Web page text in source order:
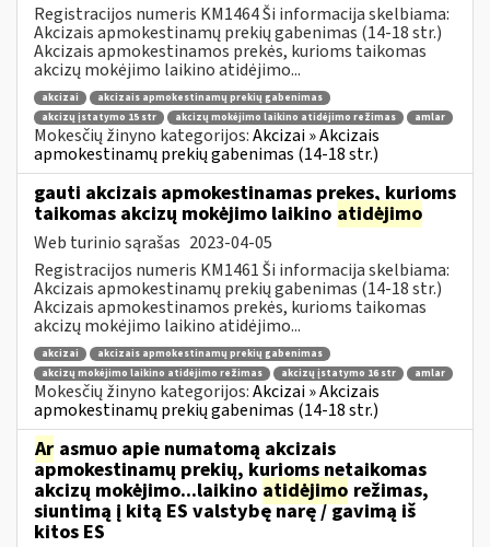
Registracijos numeris KM1464 Ši informacija skelbiama:
Akcizais apmokestinamų prekių gabenimas (14-18 str.)
Akcizais apmokestinamos prekės, kurioms taikomas
akcizų mokėjimo laikino atidėjimo...
akcizai
akcizais apmokestinamų prekių gabenimas
akcizų įstatymo 15 str
akcizų mokėjimo laikino atidėjimo režimas amlar
Mokesčių žinyno kategorijos:Akcizai » Akcizais
apmokestinamų prekių gabenimas (14-18 str.)
gauti akcizais apmokestinamas prekes, kurioms
taikomas akcizų mokėjimo laikino atidėjimo
Web turinio sąrašas 2023-04-05
Registracijos numeris KM1461 Ši informacija skelbiama:
Akcizais apmokestinamų prekių gabenimas (14-18 str.)
Akcizais apmokestinamos prekės, kurioms taikomas
akcizų mokėjimo laikino atidėjimo...
akcizai
akcizais apmokestinamų prekių gabenimas
akcizų mokėjimo laikino atidėjimo režimas
akcizų įstatymo 16 str amlar
Mokesčių žinyno kategorijos:Akcizai » Akcizais
apmokestinamų prekių gabenimas (14-18 str.)
Ar asmuo apie numatomą akcizais
apmokestinamų prekių, kurioms netaikomas
akcizų mokėjimo...laikino atidėjimo režimas,
siuntimą į kitą ES valstybę narę / gavimą iš
kitos ES